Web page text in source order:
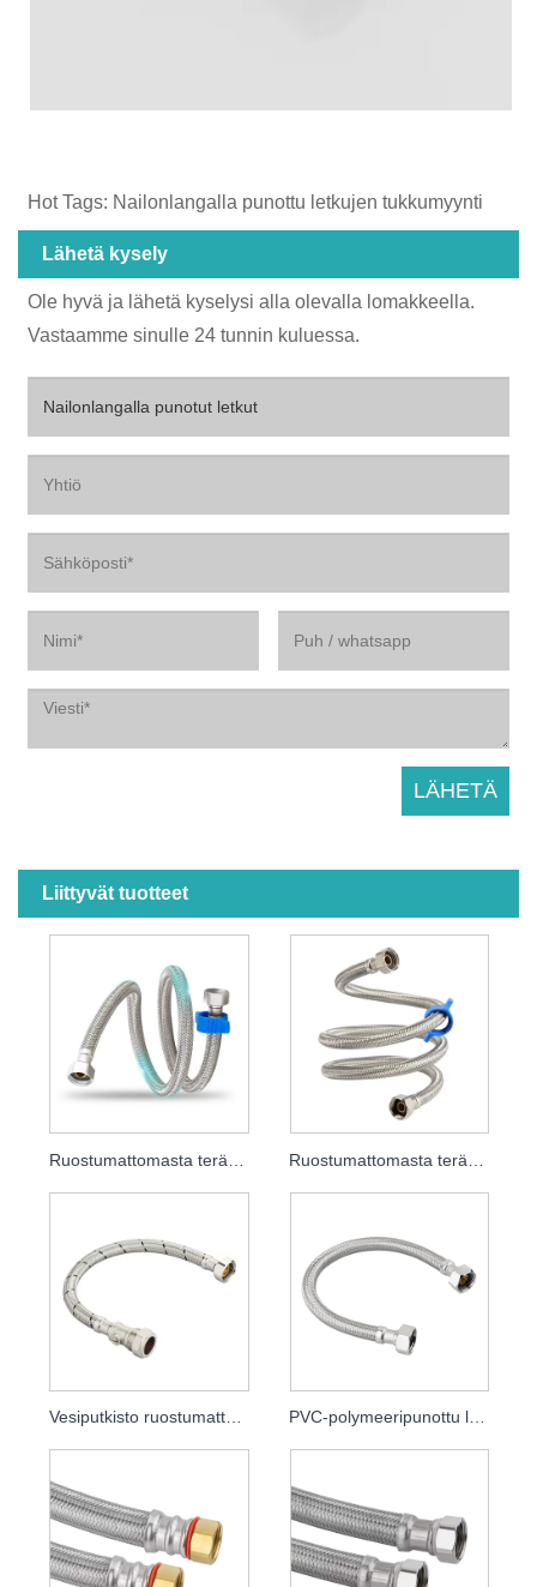
Hot Tags: Nailonlangalla punottu letkujen tukkumyynti
Lähetä kysely
Ole hyvä ja lähetä kyselysi alla olevalla lomakkeella.
Vastaamme sinulle 24 tunnin kuluessa.
Liittyvät tuotteet
Vesiputkisto ruostumattomasta teräksestä punottu letku